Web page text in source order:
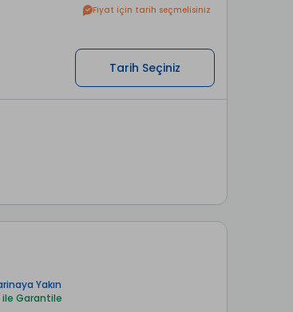
Fiyat için tarih seçmelisiniz
Tarih Seçiniz
Yakın
ile Garantile